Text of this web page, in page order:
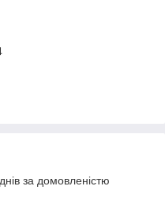
за домовленістю